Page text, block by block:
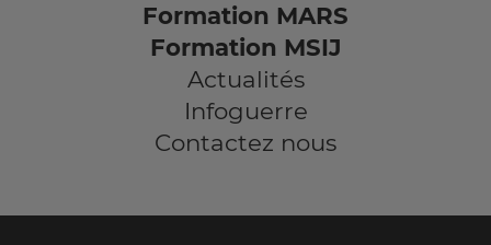
Formation MARS
Formation MSIJ
Actualités
Infoguerre
Contactez nous